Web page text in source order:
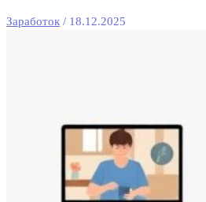
Заработок / 18.12.2025